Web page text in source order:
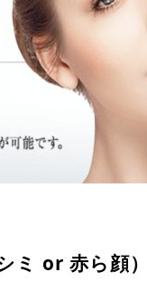
ミ or 赤ら顔